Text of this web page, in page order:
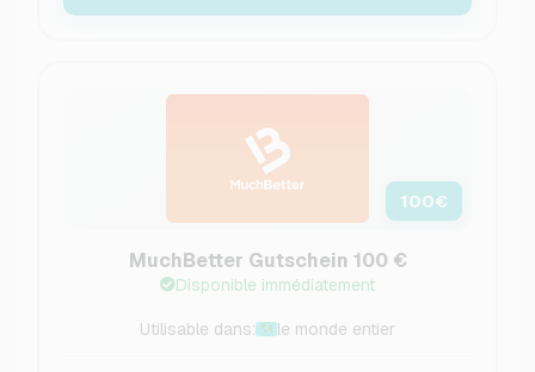
100€
MuchBetter Gutschein 100 €
Disponible immédiatement
Utilisable dans: le monde entier